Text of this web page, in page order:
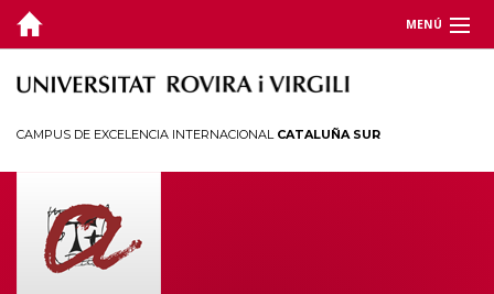
MENÚ
DEPARTAMENTO
INVESTIGACIÓN
Proyectos y grupos de investigación
Grupo de Investigación de Derecho Patrimonial
CAMPUS DE EXCELENCIA INTERNACIONAL CATALUÑA SUR